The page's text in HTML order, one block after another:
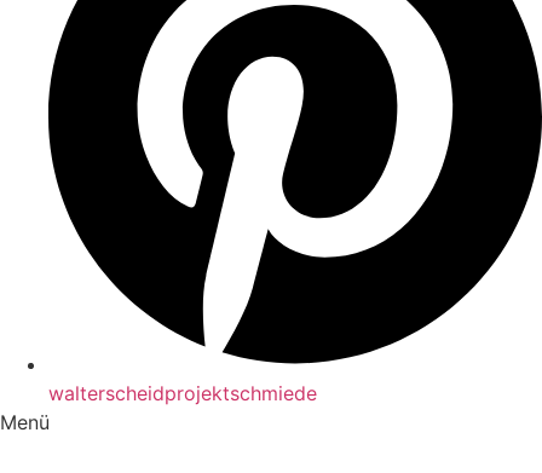
walterscheidprojektschmiede
Menü